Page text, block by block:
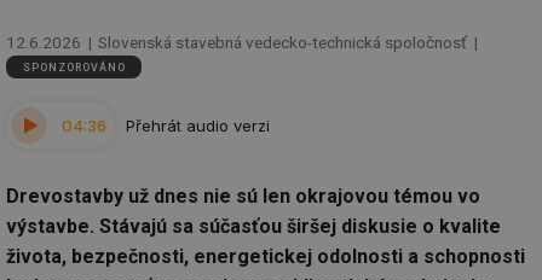
12.6.2026 Slovenská stavebná vedecko-technická spoločnosť
SPONZOROVÁNO
04:36 Přehrát audio verzi
Drevostavby už dnes nie sú len okrajovou témou vo
výstavbe. Stávajú sa súčasťou širšej diskusie o kvalite
života, bezpečnosti, energetickej odolnosti a schopnosti